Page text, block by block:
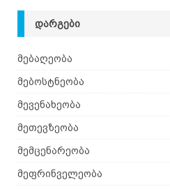
ᲓᲐᲠᲒᲔᲑᲘ
მებაღეობა
მებოსტნეობა
მევენახეობა
მეთევზეობა
მემცენარეობა
მეფრინველეობა